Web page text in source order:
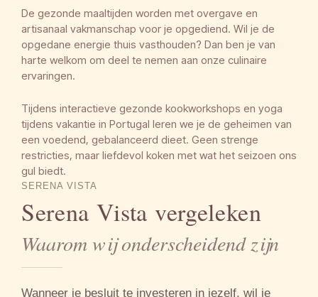
De gezonde maaltijden worden met overgave en
artisanaal vakmanschap voor je opgediend. Wil je de
opgedane energie thuis vasthouden? Dan ben je van
harte welkom om deel te nemen aan onze culinaire
ervaringen.
Tijdens interactieve gezonde kookworkshops en yoga
tijdens vakantie in Portugal leren we je de geheimen van
een voedend, gebalanceerd dieet. Geen strenge
restricties, maar liefdevol koken met wat het seizoen ons
gul biedt.
SERENA VISTA
Serena Vista vergeleken
Waarom wij onderscheidend zijn
Wanneer je besluit te investeren in jezelf, wil je